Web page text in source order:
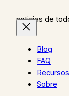
noticias de
Blog
FAQ
Recursos
Sobre